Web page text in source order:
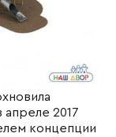
2017
концепции